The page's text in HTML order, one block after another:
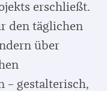
erschließt.
den täglichen
über
– gestalterisch,